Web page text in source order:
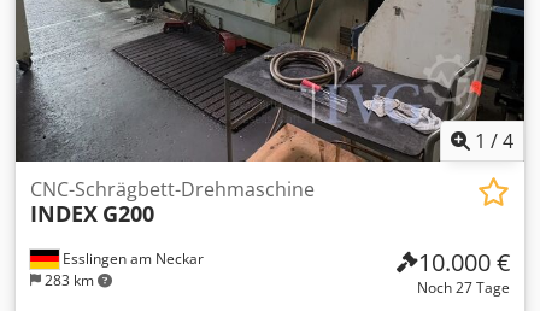
1 /4
Esslingen am Neckar
283 km
CNC-Schrägbett-Drehmaschine
INDEX G200
10.000 €
Noch 27 Tage